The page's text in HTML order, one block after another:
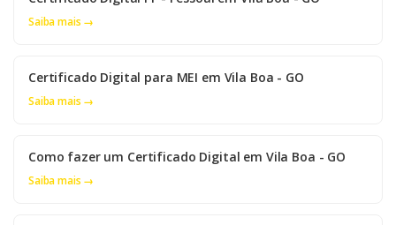
Saiba mais →
Certificado Digital para MEI em Vila Boa - GO
Saiba mais →
Como fazer um Certificado Digital em Vila Boa - GO
Saiba mais →